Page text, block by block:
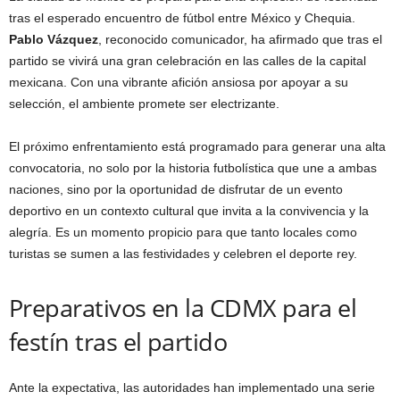
tras el esperado encuentro de fútbol entre México y Chequia.
Pablo Vázquez , reconocido comunicador, ha afirmado que tras el
partido se vivirá una gran celebración en las calles de la capital
mexicana. Con una vibrante afición ansiosa por apoyar a su
selección, el ambiente promete ser electrizante.
El próximo enfrentamiento está programado para generar una alta
convocatoria, no solo por la historia futbolística que une a ambas
naciones, sino por la oportunidad de disfrutar de un evento
deportivo en un contexto cultural que invita a la convivencia y la
alegría. Es un momento propicio para que tanto locales como
turistas se sumen a las festividades y celebren el deporte rey.
Preparativos en la CDMX para el
festín tras el partido
Ante la expectativa, las autoridades han implementado una serie